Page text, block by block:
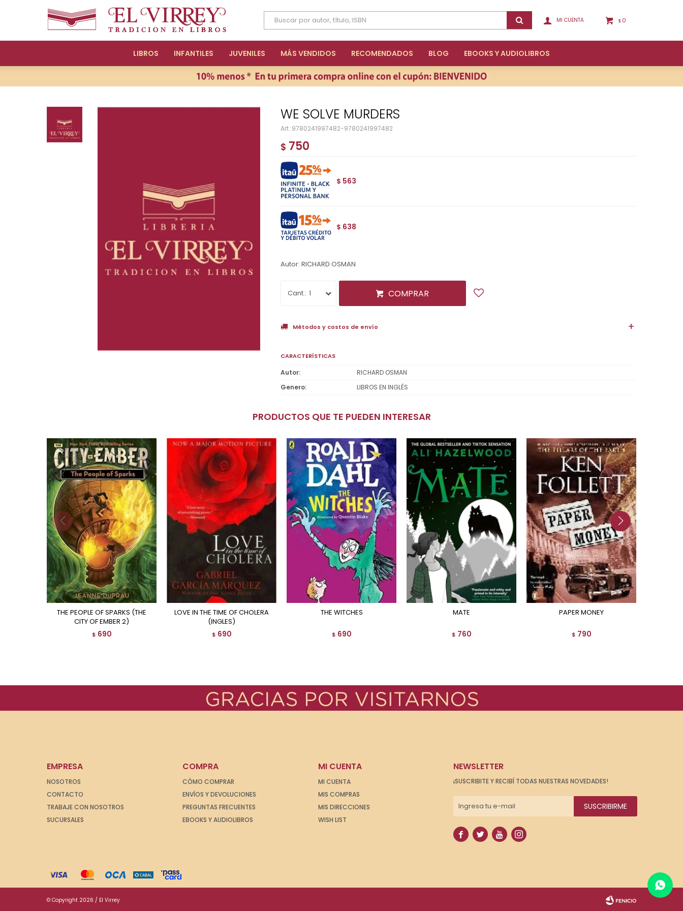
LIBROS INFANTILES JUVENILES MÁS VENDIDOS RECOMENDADOS BLOG EBOOKS Y AUDIOLIBROS
$ 0
WE SOLVE MURDERS
9780241997482-9780241997482
$ 750
$ 563
$ 638
Autor: RICHARD OSMAN
1 COMPRAR
Métodos y costos de envío
CARACTERÍSTICAS
Autor
RICHARD OSMAN
Genero
LIBROS EN INGLÉS
PRODUCTOS QUE TE PUEDEN INTERESAR
THE PEOPLE OF SPARKS (THE
CITY OF EMBER 2)
$ 690
LOVE IN THE TIME OF CHOLERA
(INGLES)
$ 690
THE WITCHES
$ 690
MATE
$ 760
PAPER MONEY
$ 790
EMPRESA
NOSOTROS
CONTACTO
TRABAJE CON NOSOTROS
SUCURSALES
COMPRA
CÓMO COMPRAR
ENVÍOS Y DEVOLUCIONES
PREGUNTAS FRECUENTES
EBOOKS Y AUDIOLIBROS
MI CUENTA
MI CUENTA
MIS COMPRAS
MIS DIRECCIONES
WISH LIST
NEWSLETTER
¡SUSCRIBITE Y RECIBÍ TODAS NUESTRAS NOVEDADES!
SUSCRIBIRME
   
© Copyright 2026 / El Virrey